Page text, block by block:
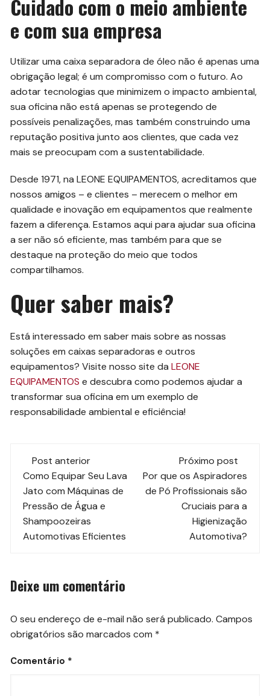
Cuidado com o meio ambiente
e com sua empresa
Utilizar uma caixa separadora de óleo não é apenas uma
obrigação legal; é um compromisso com o futuro. Ao
adotar tecnologias que minimizem o impacto ambiental,
sua oficina não está apenas se protegendo de
possíveis penalizações, mas também construindo uma
reputação positiva junto aos clientes, que cada vez
mais se preocupam com a sustentabilidade.
Desde 1971, na LEONE EQUIPAMENTOS, acreditamos que
nossos amigos – e clientes – merecem o melhor em
qualidade e inovação em equipamentos que realmente
fazem a diferença. Estamos aqui para ajudar sua oficina
a ser não só eficiente, mas também para que se
destaque na proteção do meio que todos
compartilhamos.
Quer saber mais?
Está interessado em saber mais sobre as nossas
soluções em caixas separadoras e outros
equipamentos? Visite nosso site daLEONE
EQUIPAMENTOS e descubra como podemos ajudar a
transformar sua oficina em um exemplo de
responsabilidade ambiental e eficiência!
Navegação
de
post
Post anterior
Como Equipar Seu Lava
Jato com Máquinas de
Pressão de Água e
Shampoozeiras
Automotivas Eficientes
Próximo post
Por que os Aspiradores
de Pó Profissionais são
Cruciais para a
Higienização
Automotiva?
Deixe um comentário
O seu endereço de e-mail não será publicado. Campos
obrigatórios são marcados com *
Comentário *